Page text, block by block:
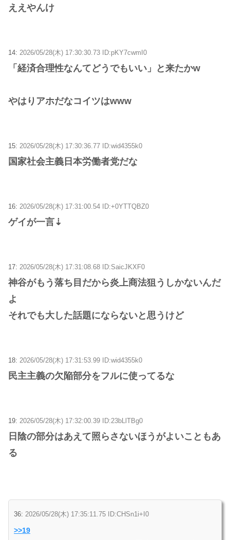
ええやんけ
14: 2026/05/28(木) 17:30:30.73 ID:pKY7cwmI0
「経済合理性なんてどうでもいい」と来たかw
やはりアホだなコイツはwww
15: 2026/05/28(木) 17:30:36.77 ID:wid4355k0
国家社会主義日本労働者党だな
16: 2026/05/28(木) 17:31:00.54 ID:+0YTTQBZ0
ゲイが一言⇣
17: 2026/05/28(木) 17:31:08.68 ID:SaicJKXF0
神谷がもう落ち目だから炎上商法狙うしかないんだ
よ
それでも大した話題にならないと思うけど
18: 2026/05/28(木) 17:31:53.99 ID:wid4355k0
民主主義の欠陥部分をフルに使ってるな
19: 2026/05/28(木) 17:32:00.39 ID:23bLlTBg0
日陰の部分はあえて照らさないほうがよいこともあ
る
36: 2026/05/28(木) 17:35:11.75 ID:CHSn1i+I0
>>19